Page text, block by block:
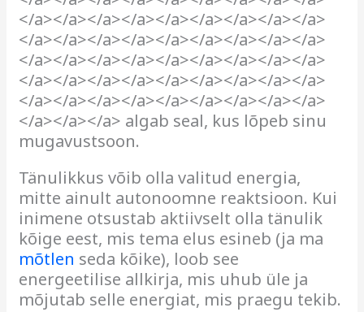
</a></a></a></a></a></a></a></a></a>
</a></a></a></a></a></a></a></a></a>
</a></a></a></a></a></a></a></a></a>
</a></a></a></a></a></a></a></a></a>
</a></a></a></a></a></a></a></a></a>
</a></a></a> algab seal, kus lõpeb sinu
mugavustsoon.
Tänulikkus võib olla valitud energia,
mitte ainult autonoomne reaktsioon. Kui
inimene otsustab aktiivselt olla tänulik
kõige eest, mis tema elus esineb (ja ma
mõtlen seda kõike), loob see
energeetilise allkirja, mis uhub üle ja
mõjutab selle energiat, mis praegu tekib.